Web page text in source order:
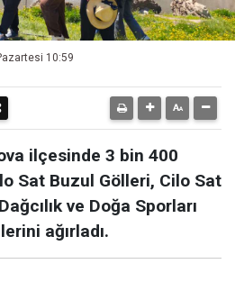
10:59
ilçesinde 3 bin 400
Sat Buzul Gölleri, Cilo Sat
ve Doğa Sporları
ağırladı.